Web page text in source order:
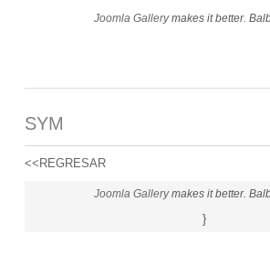
Joomla Gallerymakes it better.
SYM
<<REGRESAR
Joomla Gallerymakes it better.
}